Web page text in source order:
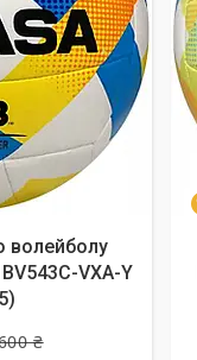
волейболу
VXA-Y
₴